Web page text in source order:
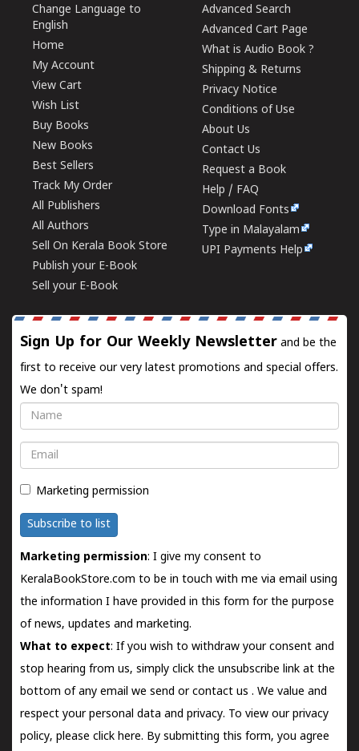
Change Language to
English
Home
My Account
View Cart
Wish List
Buy Books
New Books
Best Sellers
Track My Order
All Publishers
All Authors
Sell On Kerala Book Store
Publish your E-Book
Sell your E-Book
Advanced Search
Advanced Cart Page
What is Audio Book ?
Shipping & Returns
Privacy Notice
Conditions of Use
About Us
Contact Us
Request a Book
Help / FAQ
Download Fonts
Type in Malayalam
UPI Payments Help
Sign Up for Our Weekly Newsletter and be the
first to receive our very latest promotions and special offers.
We don't spam!
Name
Email
Marketing permission
Subscribe to list
Marketing permission: I give my consent to
KeralaBookStore.com to be in touch with me via email using
the information I have provided in this form for the purpose
of news, updates and marketing.
What to expect: If you wish to withdraw your consent and
stop hearing from us, simply click the unsubscribe link at the
bottom of any email we send orcontact us . We value and
respect your personal data and privacy. To view our privacy
policy, please click here. By submitting this form, you agree